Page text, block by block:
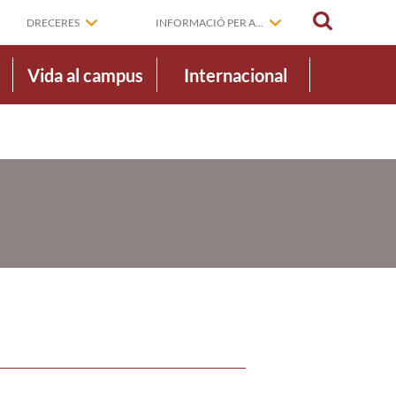
DRECERES INFORMACIÓ PER A...
Vida al campus Internacional